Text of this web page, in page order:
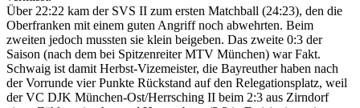
Über 22:22 kam der SVS II zum ersten Matchball (24:23), den die
Oberfranken mit einem guten Angriff noch abwehrten. Beim
zweiten jedoch mussten sie klein beigeben. Das zweite 0:3 der
Saison (nach dem bei Spitzenreiter MTV München) war Fakt.
Schwaig ist damit Herbst-Vizemeister, die Bayreuther haben nach
der Vorrunde vier Punkte Rückstand auf den Relegationsplatz, weil
der VC DJK München-Ost/Herrsching II beim 2:3 aus Zirndorf